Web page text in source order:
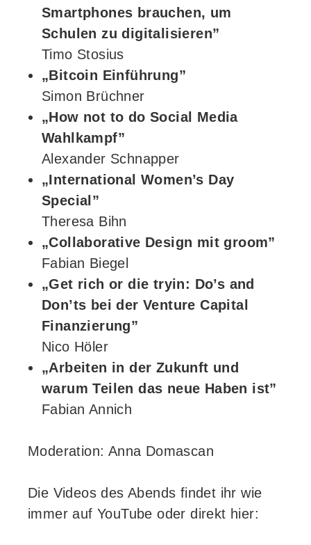
Smartphones brauchen, um
Schulen zu digitalisieren”
Timo Stosius
„Bitcoin Einführung”
Simon Brüchner
„How not to do Social Media
Wahlkampf”
Alexander Schnapper
„International Women’s Day
Special”
Theresa Bihn
„Collaborative Design mit groom”
Fabian Biegel
„Get rich or die tryin: Do’s and
Don’ts bei der Venture Capital
Finanzierung”
Nico Höler
„Arbeiten in der Zukunft und
warum Teilen das neue Haben ist”
Fabian Annich
Moderation: Anna Domascan
Die Videos des Abends findet ihr wie
immer auf YouTube oder direkt hier: